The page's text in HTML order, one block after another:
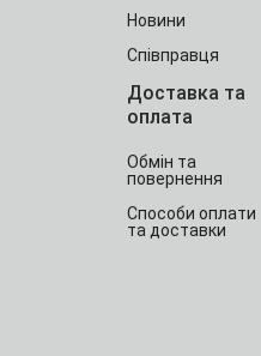
Новини
Співправця
Доставка та
оплата
Обмін та
повернення
Способи оплати
та доставки